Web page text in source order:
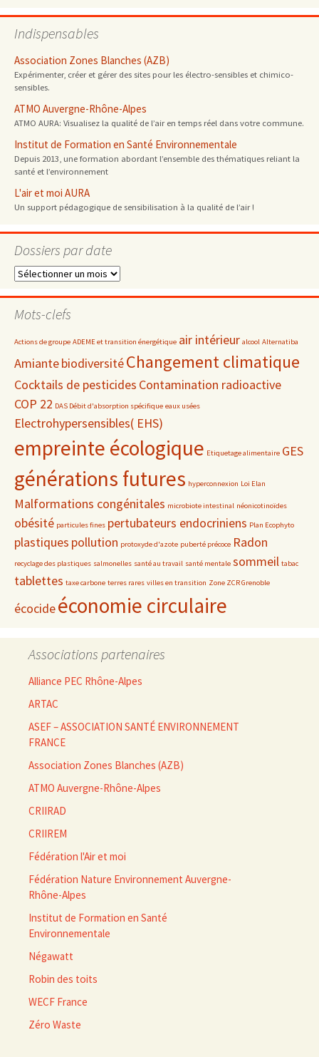
Indispensables
Association Zones Blanches (AZB)
Expérimenter, créer et gérer des sites pour les électro-sensibles et chimico-
sensibles.
ATMO Auvergne-Rhône-Alpes
ATMO AURA: Visualisez la qualité de l’air en temps réel dans votre commune.
Institut de Formation en Santé Environnementale
Depuis 2013, une formation abordant l’ensemble des thématiques reliant la
santé et l’environnement
L'air et moi AURA
Un support pédagogique de sensibilisation à la qualité de l’air !
Dossiers par date
Dossiers
date
Mots-clefs
Actions de groupe ADEME et transition énergétique air intérieur alcool Alternatiba
AmiantebiodiversitéChangement climatique
Cocktails de pesticides Contamination radioactive
COP 22 DAS Débit d'absorption spécifique eaux usées
Electrohypersensibles( EHS)
empreinte écologique Etiquetage alimentaire GES
générations futures hyperconnexion Loi Elan
Malformations congénitales microbiote intestinal néonicotinoïdes
obésité particules fines pertubateurs endocriniens Plan Ecophyto
plastiques pollution protoxyde d'azote puberté précoce Radon
recyclage des plastiques salmonelles santé au travail santé mentale sommeil tabac
tablettes taxe carbone terres rares villes en transition Zone ZCR Grenoble
écocideéconomie circulaire
Associations partenaires
Alliance PEC Rhône-Alpes
ARTAC
ASEF – ASSOCIATION SANTÉ ENVIRONNEMENT
FRANCE
Association Zones Blanches (AZB)
ATMO Auvergne-Rhône-Alpes
CRIIRAD
CRIIREM
Fédération l'Air et moi
Fédération Nature Environnement Auvergne-
Rhône-Alpes
Institut de Formation en Santé
Environnementale
Négawatt
Robin des toits
WECF France
Zéro Waste